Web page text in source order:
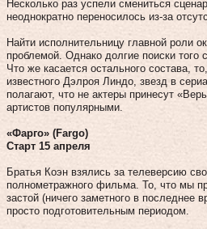
Несколько раз успели смениться
неоднократно переносилось из‑за
Найти исполнительницу главной роли
проблемой. Однако долгие поиски того
Что же касается остального состава,
известного Дэлроя Линдо, звезд в
полагают, что не актеры принесут
артистов популярными.
«Фарго» (Fargo)
Старт 15 апреля
Братья Коэн взялись за телеверсию
полнометражного фильма. То, что мы
застой (ничего заметного в последнее
просто подготовительным периодом.